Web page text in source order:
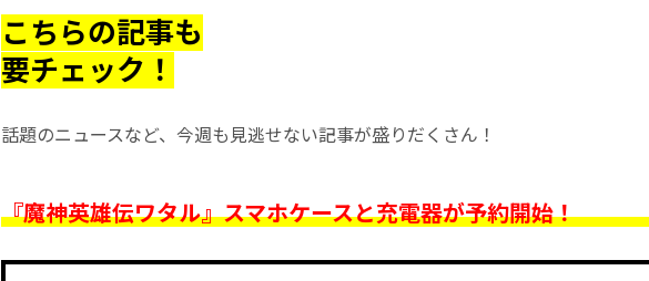
こちらの記事も
要チェック！
話題のニュースなど、今週も見逃せない記事が盛りだくさん！
『魔神英雄伝ワタル』スマホケースと充電器が予約開始！